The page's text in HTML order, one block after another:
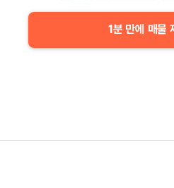
1분 만에 매물